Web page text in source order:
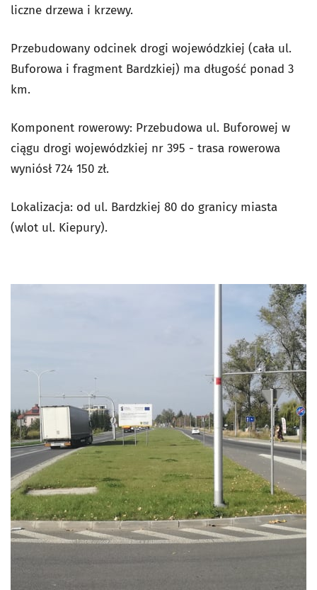
liczne drzewa i krzewy.
Przebudowany odcinek drogi wojewódzkiej (cała ul.
Buforowa i fragment Bardzkiej) ma długość ponad 3
km.
Komponent rowerowy: Przebudowa ul. Buforowej w
ciągu drogi wojewódzkiej nr 395 - trasa rowerowa
wyniósł 724 150 zł.
Lokalizacja: od ul. Bardzkiej 80 do granicy miasta
(wlot ul. Kiepury).